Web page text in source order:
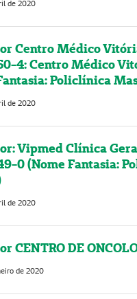
de 2020
Centro Médico
4: Centro Médico
Policlínica
de 2020
Vipmed Clínica
0 (Nome Fantasia:
de 2020
CENTRO DE
de 2020